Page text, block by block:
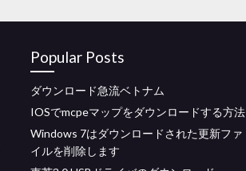
Popular Posts
ダウンロード急流ベトナム
IOSでmcpeマップをダウンロードする方法
Windows 7はダウンロードされた更新ファ
イルを削除します